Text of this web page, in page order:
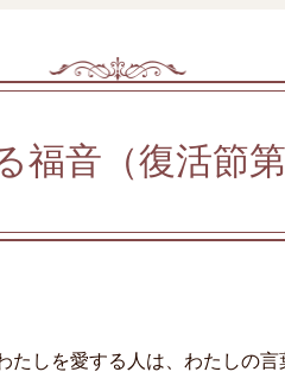
福音（復活節第
たしを愛する人は、わたしの